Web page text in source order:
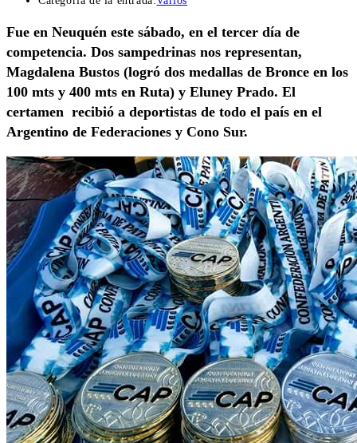
Fue en Neuquén este sábado, en el tercer día de
competencia. Dos sampedrinas nos representan,
Magdalena Bustos (logró dos medallas de Bronce en los
100 mts y 400 mts en Ruta) y Eluney Prado. El
certamen recibió a deportistas de todo el país en el
Argentino de Federaciones y Cono Sur.